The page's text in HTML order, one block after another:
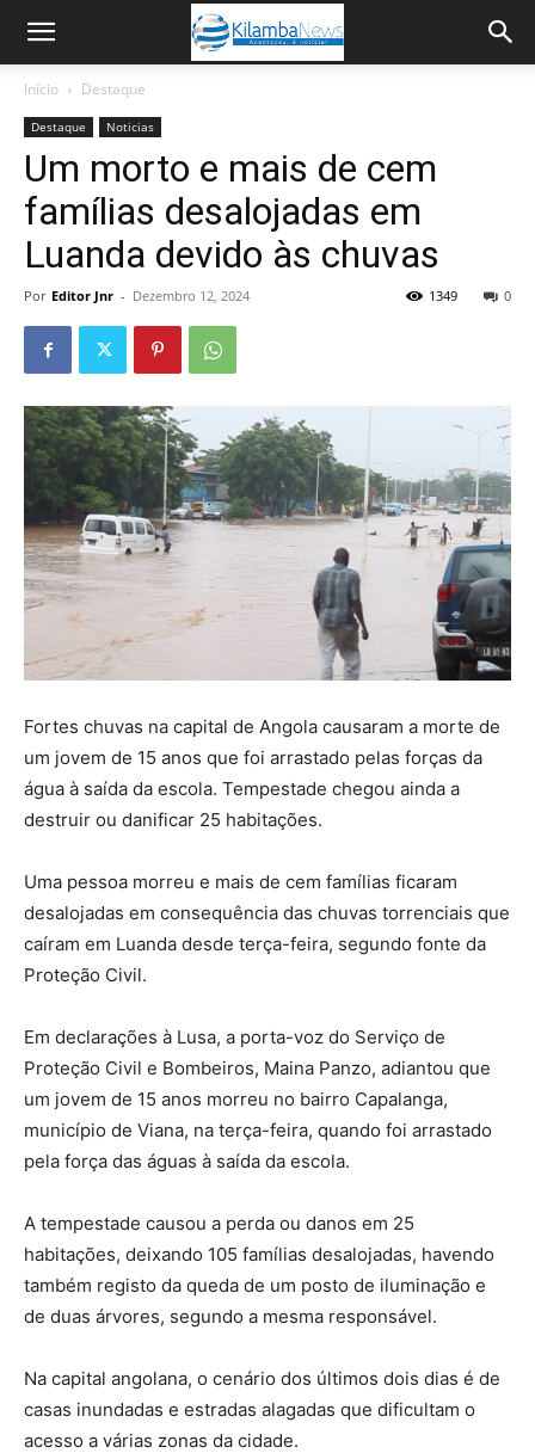
Início Destaque
Destaque Noticias
Um morto e mais de cem
famílias desalojadas em
Luanda devido às chuvas
Por Editor Jnr - Dezembro 12, 2024 0
1349
Fortes chuvas na capital de Angola causaram a morte de
um jovem de 15 anos que foi arrastado pelas forças da
água à saída da escola. Tempestade chegou ainda a
destruir ou danificar 25 habitações.
Uma pessoa morreu e mais de cem famílias ficaram
desalojadas em consequência das chuvas torrenciais que
caíram em Luanda desde terça-feira, segundo fonte da
Proteção Civil.
Em declarações à Lusa, a porta-voz do Serviço de
Proteção Civil e Bombeiros, Maina Panzo, adiantou que
um jovem de 15 anos morreu no bairro Capalanga,
município de Viana, na terça-feira, quando foi arrastado
pela força das águas à saída da escola.
A tempestade causou a perda ou danos em 25
habitações, deixando 105 famílias desalojadas, havendo
também registo da queda de um posto de iluminação e
de duas árvores, segundo a mesma responsável.
Na capital angolana, o cenário dos últimos dois dias é de
casas inundadas e estradas alagadas que dificultam o
acesso a várias zonas da cidade.